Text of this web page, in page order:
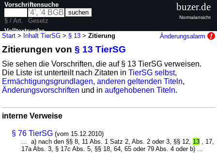
Start > Inhalt TierSG > § 13 >Zitierung Änderungsalarm
Zitierungen von§ 13 TierSG
Sie sehen die Vorschriften, die auf § 13 TierSG verweisen.
Die Liste ist unterteilt nach Zitaten inTierSG selbst,
Ermächtigungsgrundlagen,anderen geltenden Titeln,
Änderungsvorschriften und inaufgehobenen Titeln.
interne Verweise
§ 76 TierSG (vom 15.12.2010)
... a) nach den §§ 8, 11 Abs. 1 Satz 2, Abs. 2 oder 3, §§ 12, 13 , 17,
17a Abs. 3, § 17c Abs. 5, §§ 18, 64, 65 oder 79 Abs. 4 oder b) ...
Vorschriftensuche
§ / Art.
Gesetz
Volltextsuche
nur in TierSG
buzer.de
Normalansicht